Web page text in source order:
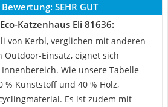
Bewertung: SEHR GUT
Katzenhaus Eli 81636:
von Kerbl, verglichen mit anderen
Einsatz, eignet sich
Wie unsere Tabelle
% Kunststoff und 40 % Holz,
Es ist zudem mit